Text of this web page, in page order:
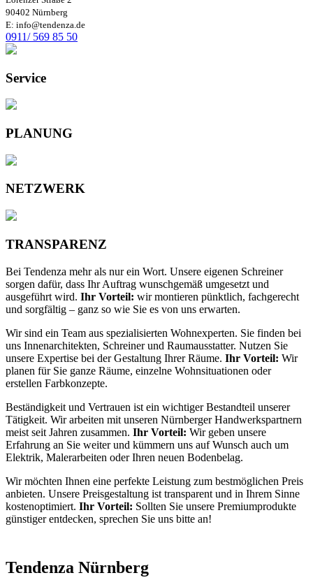
90402 Nürnberg
E: info@tendenza.de
0911/ 569 85 50
Service
PLANUNG
NETZWERK
TRANSPARENZ
Bei Tendenza mehr als nur ein Wort. Unsere eigenen Schreiner
sorgen dafür, dass Ihr Auftrag wunschgemäß umgesetzt und
ausgeführt wird. Ihr Vorteil: wir montieren pünktlich, fachgerecht
und sorgfältig – ganz so wie Sie es von uns erwarten.
Wir sind ein Team aus spezialisierten Wohnexperten. Sie finden bei
uns Innenarchitekten, Schreiner und Raumausstatter. Nutzen Sie
unsere Expertise bei der Gestaltung Ihrer Räume. Ihr Vorteil: Wir
planen für Sie ganze Räume, einzelne Wohnsituationen oder
erstellen Farbkonzepte.
Beständigkeit und Vertrauen ist ein wichtiger Bestandteil unserer
Tätigkeit. Wir arbeiten mit unseren Nürnberger Handwerkspartnern
meist seit Jahren zusammen. Ihr Vorteil: Wir geben unsere
Erfahrung an Sie weiter und kümmern uns auf Wunsch auch um
Elektrik, Malerarbeiten oder Ihren neuen Bodenbelag.
Wir möchten Ihnen eine perfekte Leistung zum bestmöglichen Preis
anbieten. Unsere Preisgestaltung ist transparent und in Ihrem Sinne
kostenoptimiert. Ihr Vorteil: Sollten Sie unsere Premiumprodukte
günstiger entdecken, sprechen Sie uns bitte an!
Tendenza Nürnberg